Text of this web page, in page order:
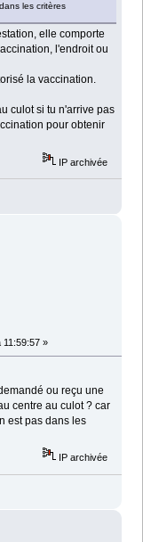
les critères
elle comporte
l'endroit ou
la vaccination.
culot si tu n'arrive pas
pour obtenir
IP archivée
11:59:57 »
ou reçu une
centre au culot ? car
est pas dans les
IP archivée